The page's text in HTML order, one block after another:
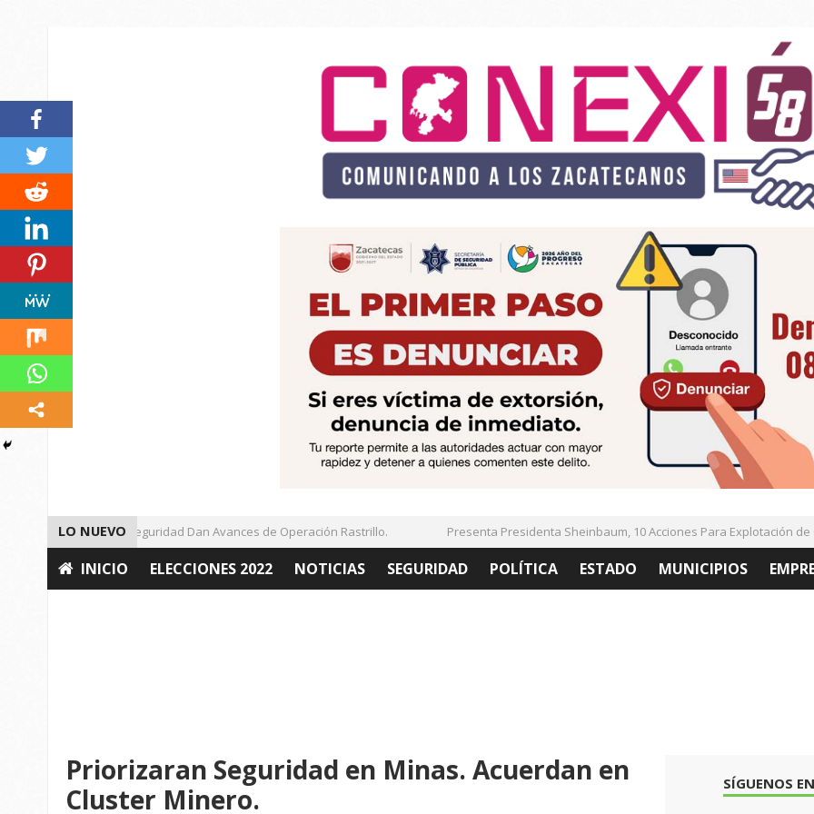
LO NUEVO
Autoridades de Seguridad Dan Avances de Operación Rastrillo. Presenta Presidenta Sheinbaum, 10 Acciones Para Explotación de
INICIO ELECCIONES 2022 NOTICIAS SEGURIDAD POLÍTICA ESTADO MUNICIPIOS
Priorizaran Seguridad en Minas. Acuerdan en
Cluster Minero.
SÍGUENOS